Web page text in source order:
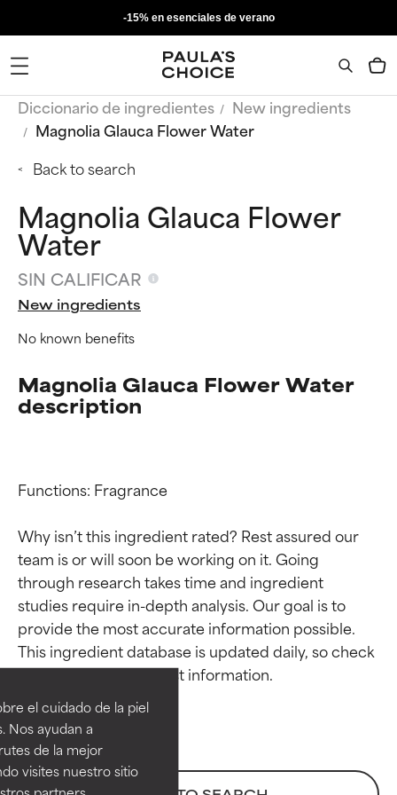
el cuidado de la piel
Nos ayudan a
de la mejor
visites nuestro sitio
-15% en esenciales de verano
Diccionario de ingredientes
New ingredients
Magnolia Glauca Flower Water
Back to search
Magnolia Glauca Flower
Water
SIN CALIFICAR
New ingredients
No known benefits
Magnolia Glauca Flower Water
description
Functions: Fragrance
Why isn’t this ingredient rated? Rest assured our
team is or will soon be working on it. Going
through research takes time and ingredient
studies require in-depth analysis. Our goal is to
provide the most accurate information possible.
This ingredient database is updated daily, so check
Calificaciones de
ingredientes
EXCELENTE
Ingrediente sobresaliente con
beneficios reales para la piel. Su
eficacia está demostrada y
Calificaciones de
ingredientes
EXCELENTE
Ingrediente sobresaliente con
beneficios reales para la piel. Su
eficacia está demostrada y